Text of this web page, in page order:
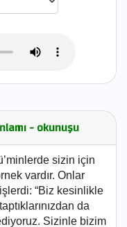
- okunuşu
sizin için
vardır. Onlar
“Biz kesinlikle
da
Sizinle bizim